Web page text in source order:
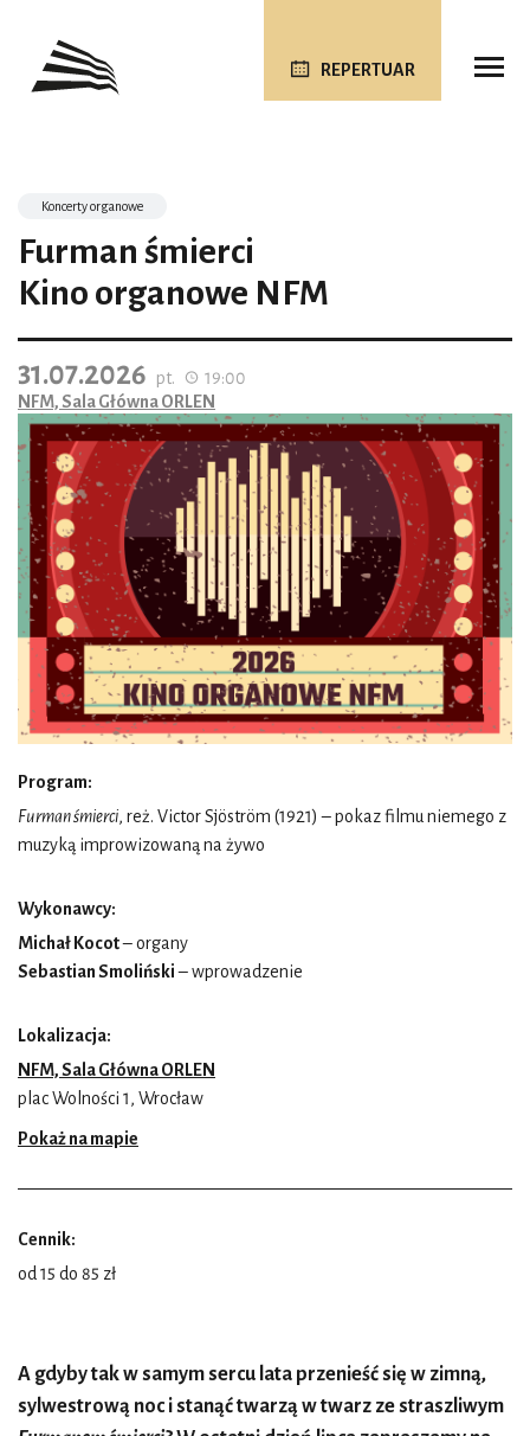
REPERTUAR
Koncerty organowe
Furman śmierci
Kino organowe NFM
31.07.2026 pt.
19:00
NFM, Sala Główna ORLEN
Program:
Furman śmierci, reż. Victor Sjöström (1921) – pokaz filmu niemego z
muzyką improwizowaną na żywo
Wykonawcy:
Michał Kocot– organy
Sebastian Smoliński– wprowadzenie
Lokalizacja:
NFM, Sala Główna ORLEN
plac Wolności 1, Wrocław
Pokaż na mapie
Cennik:
od 15 do 85 zł
A gdyby tak w samym sercu lata przenieść się w zimną,
sylwestrową noc i stanąć twarzą w twarz ze straszliwym